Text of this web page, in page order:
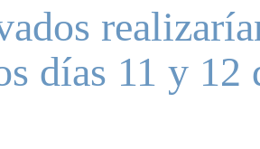
días 11 y 12